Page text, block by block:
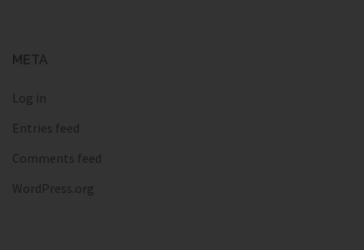
META
Log in
Entries feed
Comments feed
WordPress.org